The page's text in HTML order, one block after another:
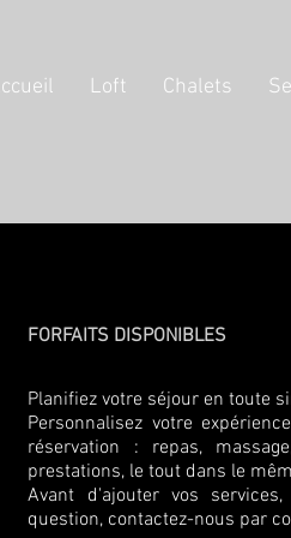
Loft Chalets
FORFAITS DISPONIBLES
Planifiez votre séjour en toute
Personnalisez votre
réservation : repas,
prestations, le tout dans le
Avant d'ajouter vos
question, contactez-nous par